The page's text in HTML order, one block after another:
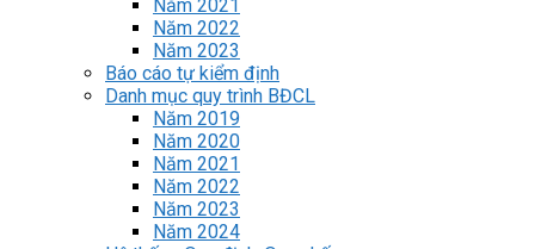
Năm 2021
Năm 2022
Năm 2023
Báo cáo tự kiểm định
Danh mục quy trình BĐCL
Năm 2019
Năm 2020
Năm 2021
Năm 2022
Năm 2023
Năm 2024